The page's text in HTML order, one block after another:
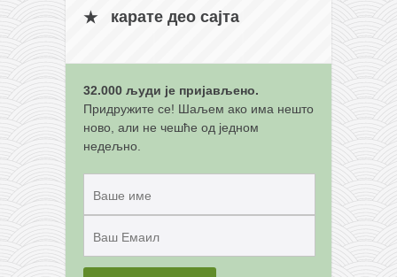
карате део сајта
32.000 људи је пријављено.
Придружите се! Шаљем ако има нешто
ново, али не чешће од једном
недељно.